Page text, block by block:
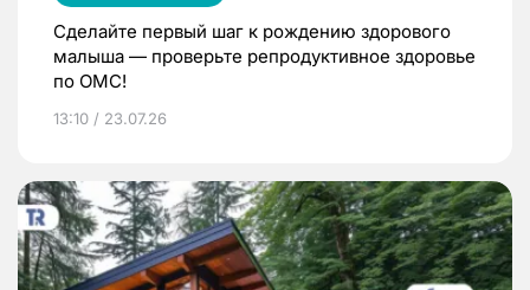
Сделайте первый шаг к рождению здорового
малыша — проверьте репродуктивное здоровье
по ОМС!
13:10 / 23.07.26